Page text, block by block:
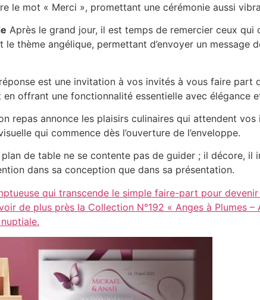
le mot « Merci », promettant une cérémonie aussi
Après le grand jour, il est temps de remercier ceux
thème angélique, permettant d’envoyer un message
est une invitation à vos invités à vous faire part
offrant une fonctionnalité essentielle avec élégance
repas annonce les plaisirs culinaires qui attendent
qui commence dès l’ouverture de l’enveloppe.
plan de table ne se contente pas de guider ; il décore, il
dans sa conception que dans sa présentation.
qui transcende le simple faire-part pour
de plus près la Collection N°192 « Anges à Plumes